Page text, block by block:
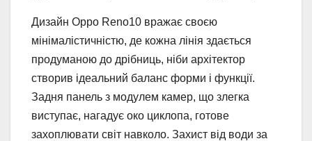
Дизайн Oppo Reno10 вражає своєю
мінімалістичністю, де кожна лінія здається
продуманою до дрібниць, ніби архітектор
створив ідеальний баланс форми і функції.
Задня панель з модулем камер, що злегка
виступає, нагадує око циклопа, готове
захоплювати світ навколо. Захист від води за